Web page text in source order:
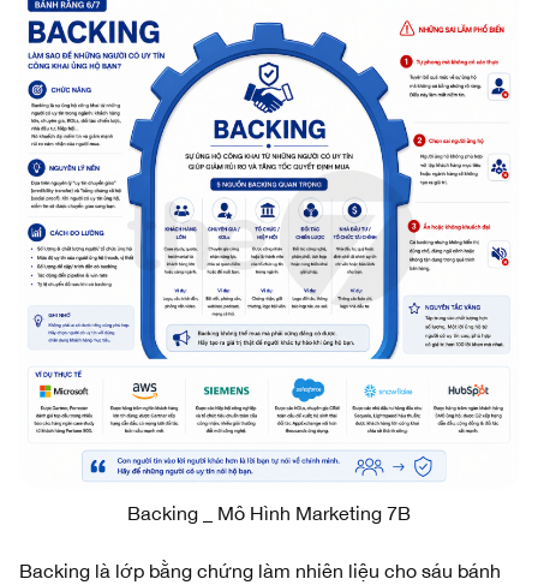
Backing _ Mô Hình Marketing 7B
Backing là lớp bằng chứng làm nhiên liệu cho sáu bánh